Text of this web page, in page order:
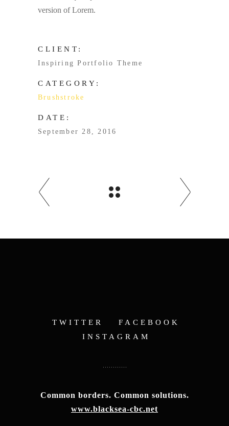
version of Lorem.
CLIENT:
Inspiring Portfolio Theme
CATEGORY:
Brushstroke
DATE:
September 28, 2016
TWITTER
FACEBOOK
INSTAGRAM
Common borders. Common solutions.
www.blacksea-cbc.net